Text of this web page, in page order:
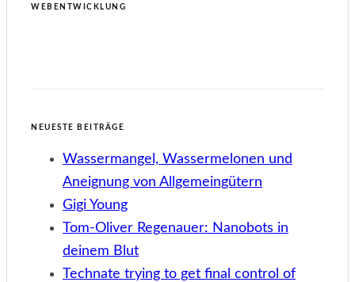
WEBENTWICKLUNG
NEUESTE BEITRÄGE
Wassermangel, Wassermelonen und
Aneignung von Allgemeingütern
Gigi Young
Tom-Oliver Regenauer: Nanobots in
deinem Blut
Technate trying to get final control of